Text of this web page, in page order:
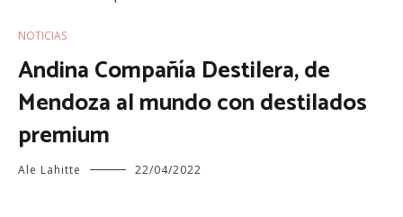
NOTICIAS
Andina Compañía Destilera, de
Mendoza al mundo con destilados
premium
Ale Lahitte 22/04/2022